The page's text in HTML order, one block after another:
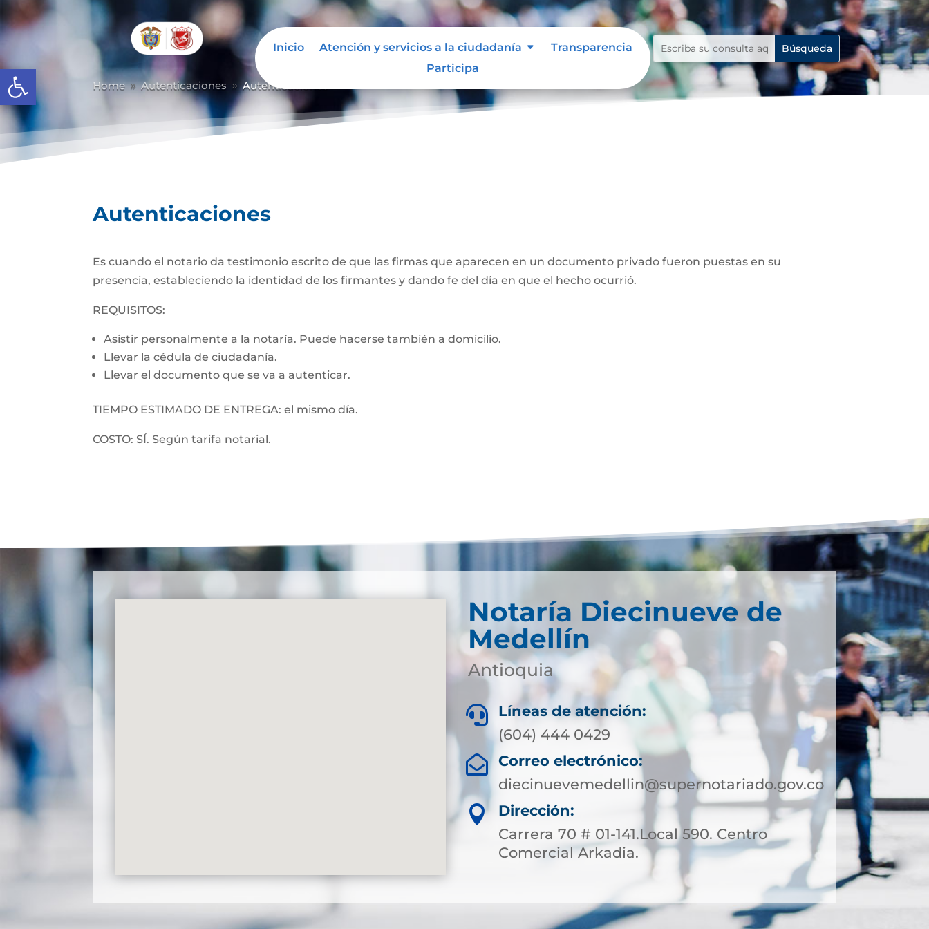
Abrir barra de herramientas
Inicio Atención y servicios a la ciudadanía
Transparencia
Participa
Home 9 Autenticaciones 9 Autenticaciones
Autenticaciones
Es cuando el notario da testimonio escrito de que las firmas que aparecen en un documento privado fueron puestas en su
presencia, estableciendo la identidad de los firmantes y dando fe del día en que el hecho ocurrió.
REQUISITOS:
Asistir personalmente a la notaría. Puede hacerse también a domicilio.
Llevar la cédula de ciudadanía.
Llevar el documento que se va a autenticar.
TIEMPO ESTIMADO DE ENTREGA: el mismo día.
COSTO: SÍ. Según tarifa notarial.
Notaría Diecinueve de
Medellín
Antioquia

Líneas de atención:
(604) 444 0429

Correo electrónico:
diecinuevemedellin@supernotariado.gov.co

Dirección:
Carrera 70 # 01-141.Local 590. Centro
Comercial Arkadia.